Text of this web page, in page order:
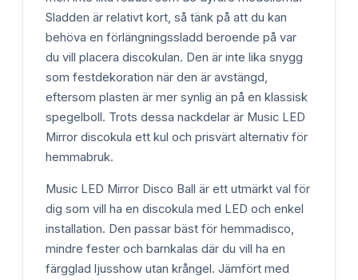
Sladden är relativt kort, så tänk på att du kan
behöva en förlängningssladd beroende på var
du vill placera discokulan. Den är inte lika snygg
som festdekoration när den är avstängd,
eftersom plasten är mer synlig än på en klassisk
spegelboll. Trots dessa nackdelar är Music LED
Mirror discokula ett kul och prisvärt alternativ för
hemmabruk.
Music LED Mirror Disco Ball är ett utmärkt val för
dig som vill ha en discokula med LED och enkel
installation. Den passar bäst för hemmadisco,
mindre fester och barnkalas där du vill ha en
färgglad ljusshow utan krångel. Jämfört med